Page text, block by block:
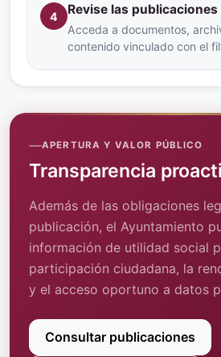
4 Revise las
Acceda a documentos,
contenido vinculado con el
APERTURA Y VALOR PÚBLICO
Transparencia
Además de las obligaciones
publicación, el Ayuntamiento
información de utilidad social
participación ciudadana, la
y el acceso oportuno a datos
Consultar publicaciones